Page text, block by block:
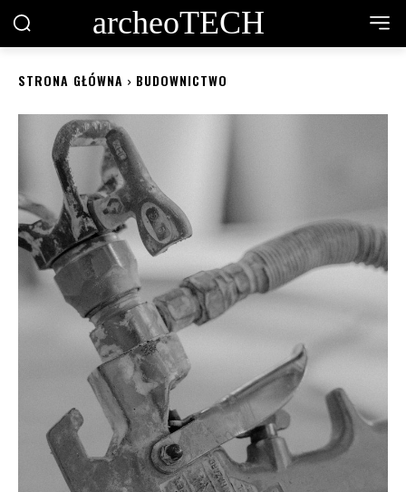
archeoTECH
STRONA GŁÓWNA BUDOWNICTWO